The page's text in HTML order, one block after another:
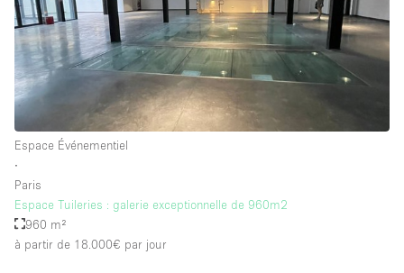
Espace Événementiel
∙
Paris
Espace Tuileries : galerie exceptionnelle de 960m2
960 m²
à partir de 18.000€ par jour